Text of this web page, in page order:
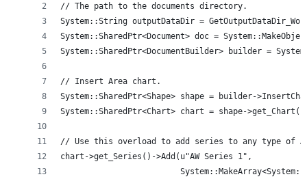
// The path to the documents directory.
System::String outputDataDir =
System::SharedPtr<Document> doc =
System::SharedPtr<DocumentBuilder> builder =
// Insert Area chart.
System::SharedPtr<Shape> shape = builder-
System::SharedPtr<Chart> chart = shape-
// Use this overload to add series to any type of
chart->get_Series()->Add(u"AW Series 1",